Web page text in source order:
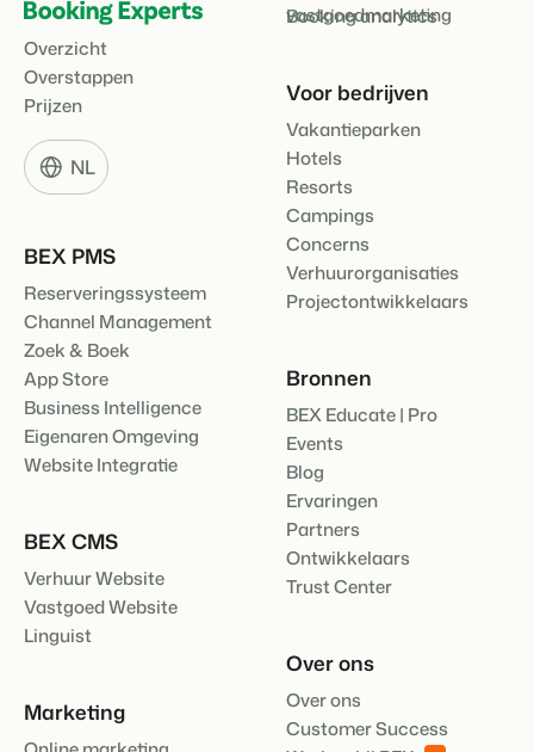
Overzicht
Overstappen
Prijzen
NL
BEX PMS
Reserveringssysteem
Channel Management
Zoek & Boek
App Store
Business Intelligence
Eigenaren Omgeving
Website Integratie
BEX CMS
Verhuur Website
Vastgoed Website
Linguist
Marketing
vastgoedmarketing
Booking analytics
Voor bedrijven
Vakantieparken
Hotels
Resorts
Campings
Concerns
Verhuurorganisaties
Projectontwikkelaars
Bronnen
BEX Educate | Pro
Events
Blog
Ervaringen
Partners
Ontwikkelaars
Trust Center
Over ons
Over ons
Customer Success